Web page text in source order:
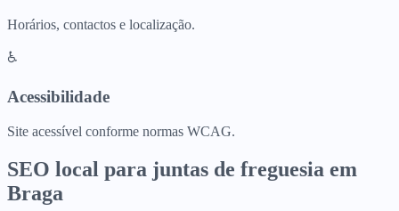
Horários, contactos e localização.
♿
Acessibilidade
Site acessível conforme normas WCAG.
SEO local para juntas de freguesia em
Braga